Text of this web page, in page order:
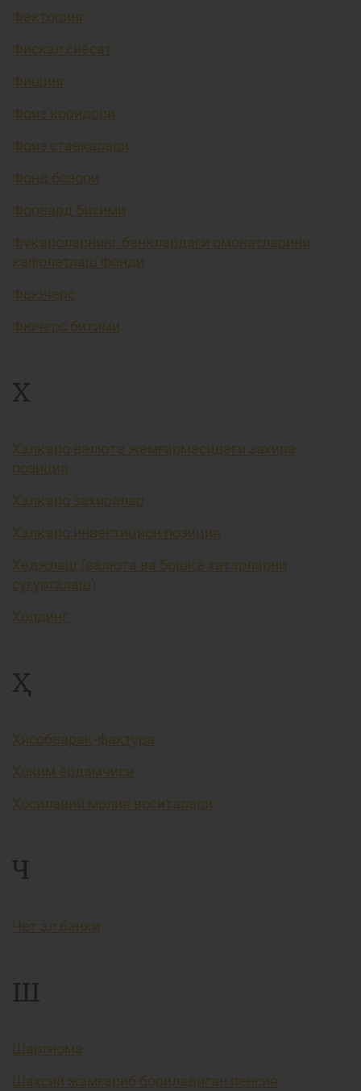
Факторинг
Фискал сиёсат
Фишинг
Фоиз коридори
Фоиз ставкалари
Фонд бозори
Форвард битими
Фуқароларнинг банклардаги омонатларини
кафолатлаш фонди
Фьючерс
Фючерс битими
Х
Халқаро валюта жамғармасидаги захира
позиция
Халқаро захиралар
Халқаро инвестицион позиция
Хеджлаш (валюта ва бошқа хатарларни
суғурталаш)
Холдинг
Ҳ
Ҳисобварақ-фактура
Ҳоким ёрдамчиси
Ҳосилавий молия воситалари
Ч
Чет эл банки
Ш
Шартнома
Шахсий жамғариб бориладиган пенсия